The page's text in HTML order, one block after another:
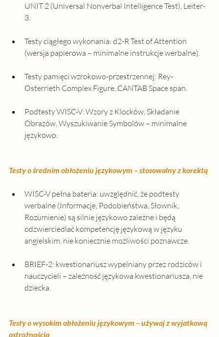
UNIT 2 (Universal Nonverbal Intelligence Test), Leiter-
3.
Testy ciągłego wykonania: d2-R Test of Attention
(wersja papierowa – minimalne instrukcje werbalne).
Testy pamięci wzrokowo-przestrzennej: Rey-
Osterrieth Complex Figure, CANTAB Space span.
Podtesty WISC-V: Wzory z Klocków, Składanie
Obrazów, Wyszukiwanie Symbolów – minimalne
językowo.
Testy o średnim obłożeniu językowym – stosowalny z korektą
WISC-V pełna bateria: uwzględnić, że podtesty
werbalne (Informacje, Podobieństwa, Słownik,
Rozumienie) są silnie językowo zależne i będą
odzwierciedlać kompetencję językową w języku
angielskim, nie koniecznie możliwości poznawcze.
BRIEF-2: kwestionariusz wypelniany przez rodziców i
nauczycieli – zależność językowa kwestionariusza, nie
dziecka.
Testy o wysokim obłożeniu językowym – używaj z wyjatkową
ostrożnością